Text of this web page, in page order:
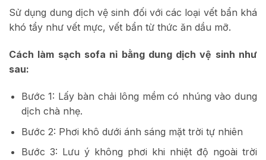
Sử dụng dung dịch vệ sinh đối với các loại vết bẩn khá
khó tẩy như vết mực, vết bẩn từ thức ăn dầu mỡ.
Cách làm sạch sofa nỉ bằng dung dịch vệ sinh như
sau:
Bước 1: Lấy bàn chải lông mềm có nhúng vào dung
dịch chà nhẹ.
Bước 2: Phơi khô dưới ánh sáng mặt trời tự nhiên
Bước 3: Lưu ý không phơi khi nhiệt độ ngoài trời